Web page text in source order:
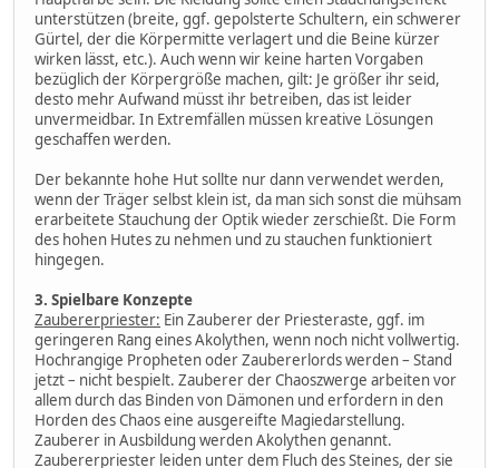
unterstützen (breite, ggf. gepolsterte Schultern, ein schwerer
Gürtel, der die Körpermitte verlagert und die Beine kürzer
wirken lässt, etc.). Auch wenn wir keine harten Vorgaben
bezüglich der Körpergröße machen, gilt: Je größer ihr seid,
desto mehr Aufwand müsst ihr betreiben, das ist leider
unvermeidbar. In Extremfällen müssen kreative Lösungen
geschaffen werden.
Der bekannte hohe Hut sollte nur dann verwendet werden,
wenn der Träger selbst klein ist, da man sich sonst die mühsam
erarbeitete Stauchung der Optik wieder zerschießt. Die Form
des hohen Hutes zu nehmen und zu stauchen funktioniert
hingegen.
3. Spielbare Konzepte
Zaubererpriester: Ein Zauberer der Priesteraste, ggf. im
geringeren Rang eines Akolythen, wenn noch nicht vollwertig.
Hochrangige Propheten oder Zaubererlords werden – Stand
jetzt – nicht bespielt. Zauberer der Chaoszwerge arbeiten vor
allem durch das Binden von Dämonen und erfordern in den
Horden des Chaos eine ausgereifte Magiedarstellung.
Zauberer in Ausbildung werden Akolythen genannt.
Zaubererpriester leiden unter dem Fluch des Steines, der sie